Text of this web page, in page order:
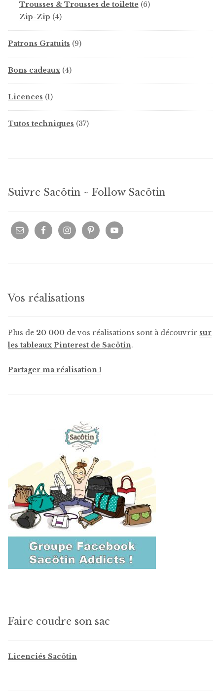
produits
Trousses & Trousses de toilette 66
Zip-Zip 44
produits
Patrons Gratuits
99
produits
Bons cadeaux 44
produits
Licences 11
produit
Tutos techniques
3737
Suivre Sacôtin ~ Follow Sacôtin
Vos réalisations
Plus de 20 000 de vos réalisations sont à découvrir sur
les tableaux Pinterest de Sacôtin.
Partager ma réalisation !
Faire coudre son sac
Licenciés Sacôtin